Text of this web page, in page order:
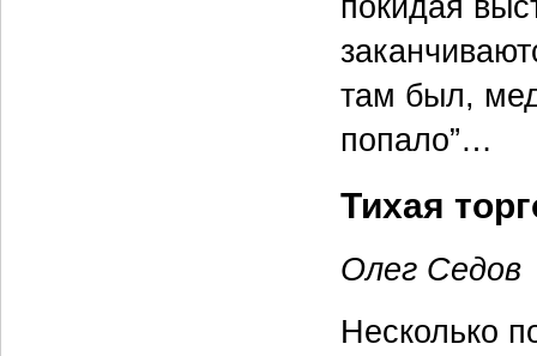
покидая
там был,
попало”…
Тихая
Олег Седов
Несколько